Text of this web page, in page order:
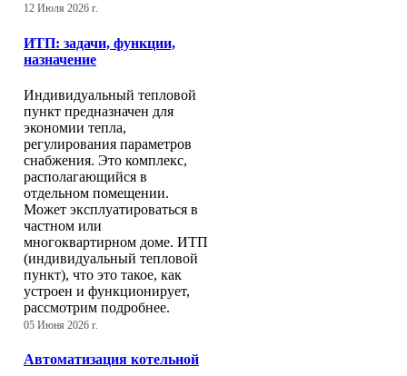
12 Июля 2026 г.
ИТП: задачи, функции,
назначение
Индивидуальный тепловой
пункт предназначен для
экономии тепла,
регулирования параметров
снабжения. Это комплекс,
располагающийся в
отдельном помещении.
Может эксплуатироваться в
частном или
многоквартирном доме. ИТП
(индивидуальный тепловой
пункт), что это такое, как
устроен и функционирует,
рассмотрим подробнее.
05 Июня 2026 г.
Автоматизация котельной